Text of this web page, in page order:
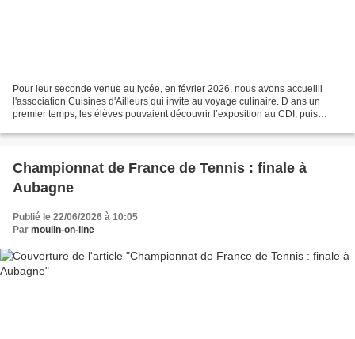
Pour leur seconde venue au lycée, en février 2026, nous avons accueilli
l'association Cuisines d'Ailleurs qui invite au voyage culinaire. D ans un
premier temps, les élèves pouvaient découvrir l’exposition au CDI, puis
Championnat de France de Tennis : finale à
Aubagne
Publié le 22/06/2026 à 10:05
Par moulin-on-line